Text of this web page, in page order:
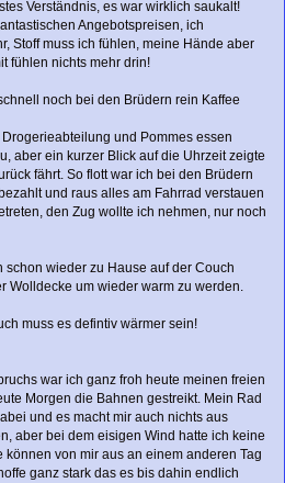
Verständnis, es war wirklich saukalt!
Angebotspreisen, ich
Stoff muss ich fühlen, meine Hände aber
fühlen nichts mehr drin!
noch bei den Brüdern rein Kaffee
und Pommes essen
aber ein kurzer Blick auf die Uhrzeit zeigte
fährt. So flott war ich bei den Brüdern
und raus alles am Fahrrad verstauen
den Zug wollte ich nehmen, nur noch
schon wieder zu Hause auf der Couch
Wolldecke um wieder warm zu werden.
muss es defintiv wärmer sein!
war ich ganz froh heute meinen freien
Morgen die Bahnen gestreikt. Mein Rad
und es macht mir auch nichts aus
aber bei dem eisigen Wind hatte ich keine
können von mir aus an einem anderen Tag
ganz stark das es bis dahin endlich